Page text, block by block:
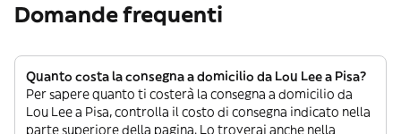
Domande frequenti
Quanto costa la consegna a domicilio da Lou Lee a Pisa?
Per sapere quanto ti costerà la consegna a domicilio da
Lou Lee a Pisa, controlla il costo di consegna indicato nella
parte superiore della pagina. Lo troverai anche nella